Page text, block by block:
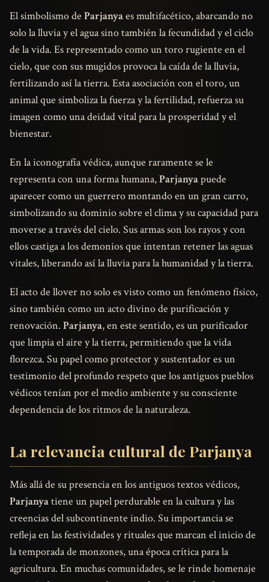
El simbolismo de Parjanyaes multifacético, abarcando no
solo la lluvia y el agua sino también la fecundidad y el ciclo
de la vida. Es representado como un toro rugiente en el
cielo, que con sus mugidos provoca la caída de la lluvia,
fertilizando así la tierra. Esta asociación con el toro, un
animal que simboliza la fuerza y la fertilidad, refuerza su
imagen como una deidad vital para la prosperidad y el
bienestar.
En la iconografía védica, aunque raramente se le
representa con una forma humana,Parjanyapuede
aparecer como un guerrero montando en un gran carro,
simbolizando su dominio sobre el clima y su capacidad para
moverse a través del cielo. Sus armas son los rayos y con
ellos castiga a los demonios que intentan retener las aguas
vitales, liberando así la lluvia para la humanidad y la tierra.
El acto de llover no solo es visto como un fenómeno físico,
sino también como un acto divino de purificación y
renovación. Parjanya, en este sentido, es un purificador
que limpia el aire y la tierra, permitiendo que la vida
florezca. Su papel como protector y sustentador es un
testimonio del profundo respeto que los antiguos pueblos
védicos tenían por el medio ambiente y su consciente
dependencia de los ritmos de la naturaleza.
La relevancia cultural de Parjanya
Más allá de su presencia en los antiguos textos védicos,
Parjanyatiene un papel perdurable en la cultura y las
creencias del subcontinente indio. Su importancia se
refleja en las festividades y rituales que marcan el inicio de
la temporada de monzones, una época crítica para la
agricultura. En muchas comunidades, se le rinde homenaje